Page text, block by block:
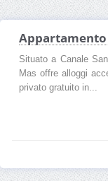
Appartamento
Situato a Canale
Mas offre alloggi
privato gratuito in...